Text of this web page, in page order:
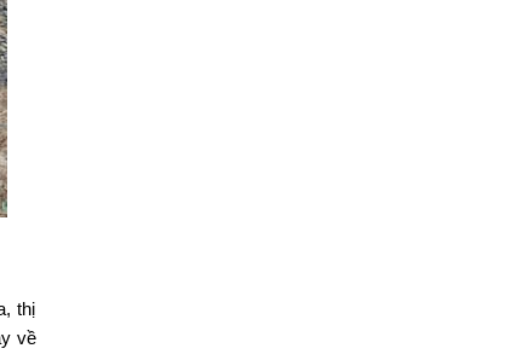
thị
về